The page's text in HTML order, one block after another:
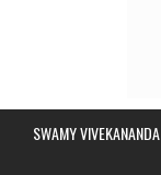
SWAMY VIVEKANANDA